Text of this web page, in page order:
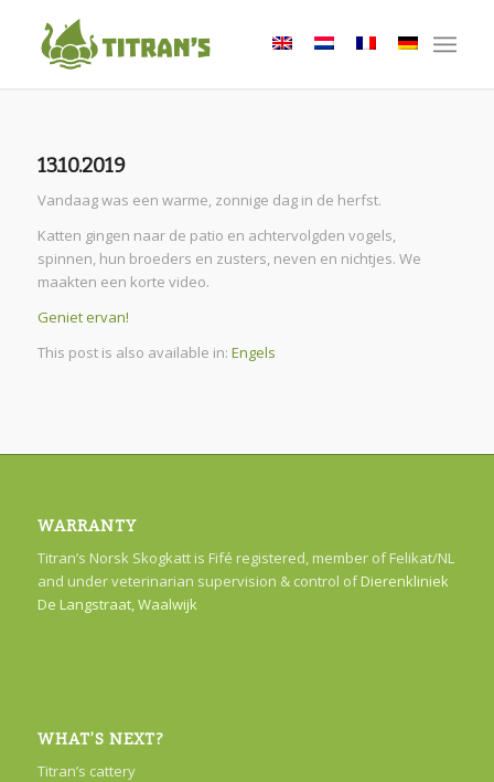
13.10.2019
Vandaag was een warme, zonnige dag in de herfst.
Katten gingen naar de patio en achtervolgden vogels,
spinnen, hun broeders en zusters, neven en nichtjes. We
maakten een korte video.
Geniet ervan!
This post is also available in: Engels
WARRANTY
Titran’s Norsk Skogkatt is Fifé registered, member of Felikat/NL
and under veterinarian supervision & control ofDierenkliniek
De Langstraat, Waalwijk
WHAT’S NEXT?
Titran’s cattery